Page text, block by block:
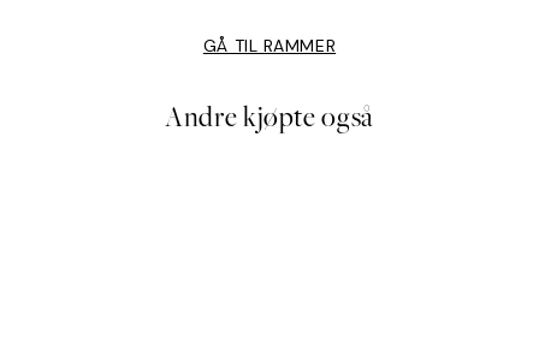
GÅ TIL RAMMER
Andre kjøpte også